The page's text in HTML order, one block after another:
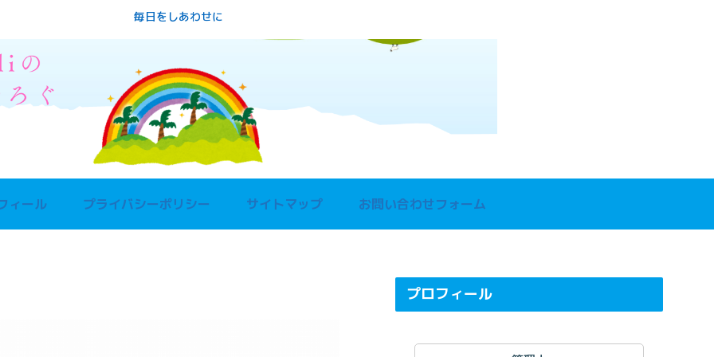
毎日をしあわせに
ィール プライバシーポリシー サイトマップ お問い合わせフォーム
プロフィール